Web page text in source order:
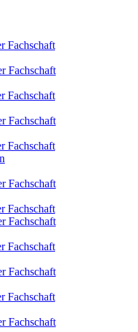
Fachschaft
Fachschaft
Fachschaft
Fachschaft
Fachschaft
Fachschaft
Fachschaft
Fachschaft
Fachschaft
Fachschaft
Fachschaft
Fachschaft